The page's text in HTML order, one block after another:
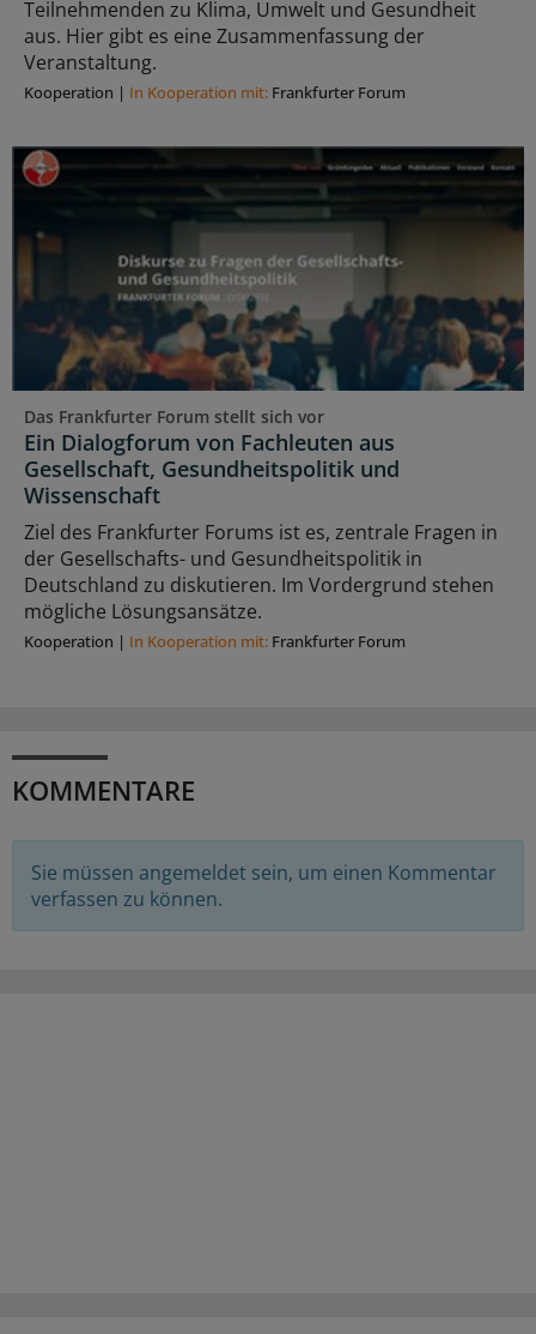
Teilnehmenden zu Klima, Umwelt und Gesundheit
aus. Hier gibt es eine Zusammenfassung der
Veranstaltung.
Kooperation | In Kooperation mit: Frankfurter Forum
Das Frankfurter Forum stellt sich vor
Ein Dialogforum von Fachleuten aus
Gesellschaft, Gesundheitspolitik und
Wissenschaft
Ziel des Frankfurter Forums ist es, zentrale Fragen in
der Gesellschafts- und Gesundheitspolitik in
Deutschland zu diskutieren. Im Vordergrund stehen
mögliche Lösungsansätze.
Kooperation | In Kooperation mit: Frankfurter Forum
KOMMENTARE
Sie müssen angemeldet sein, um einen Kommentar
verfassen zu können.